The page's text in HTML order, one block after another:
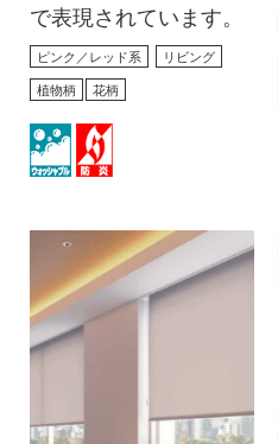
で表現されています。
ピンク／レッド系
リビング
植物柄
花柄